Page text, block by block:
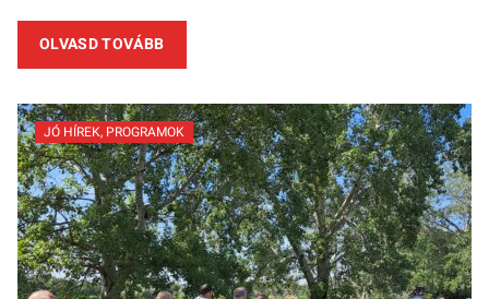
OLVASD TOVÁBB
JÓ HÍREK, PROGRAMOK